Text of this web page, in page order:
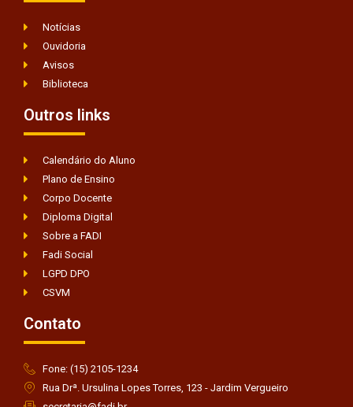
Notícias
Ouvidoria
Avisos
Biblioteca
Outros links
Calendário do Aluno
Plano de Ensino
Corpo Docente
Diploma Digital
Sobre a FADI
Fadi Social
LGPD DPO
CSVM
Contato
Fone: (15) 2105-1234
Rua Drª. Ursulina Lopes Torres, 123 - Jardim Vergueiro